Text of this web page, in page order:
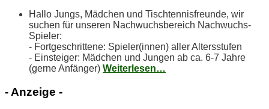
Hallo Jungs, Mädchen und Tischtennisfreunde, wir
suchen für unseren Nachwuchsbereich Nachwuchs-
Spieler:
- Fortgeschrittene: Spieler(innen) aller Altersstufen
- Einsteiger: Mädchen und Jungen ab ca. 6-7 Jahre
(gerne Anfänger) Weiterlesen…
- An­zei­ge -